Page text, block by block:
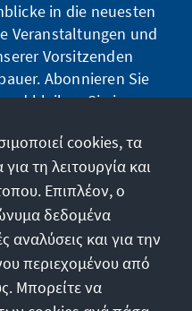
in die neuesten
Veranstaltungen und
Vorsitzenden
Abonnieren Sie
bleiben Sie immer
cookies, τα
τη λειτουργία και
Επιπλέον, ο
δεδομένα
αναλύσεις και για την
περιεχομένου από
Μπορείτε να